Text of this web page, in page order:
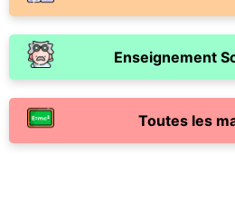
Enseignement
Toutes les